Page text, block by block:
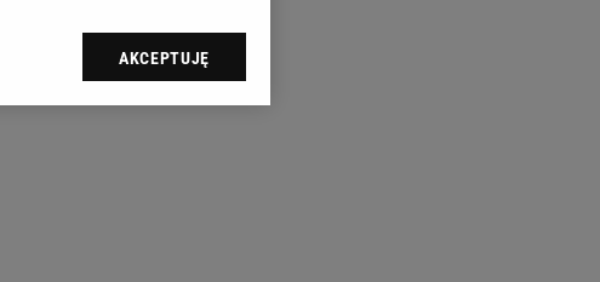
Gazeta.pl sp. z o.o., jej
zmienić swoje preferencje
AKCEPTUJĘ